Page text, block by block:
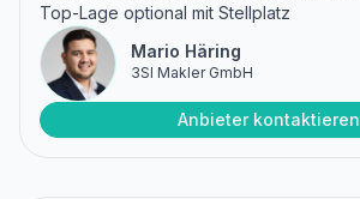
Top-Lage optional mit Stellplatz
Mario Häring
3SI Makler GmbH
Anbieter kontaktieren